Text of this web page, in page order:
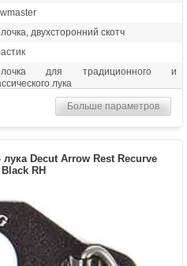
двухсторонний скотч
для традиционного и
лука
Больше параметров
Decut Arrow Rest Recurve
RH